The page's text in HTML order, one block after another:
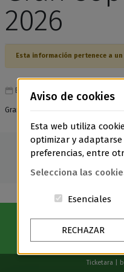
2026
Esta información pertenece a
En escena el 30 de julio
Gran Sopar Popular, dijous 30 de
Ticketara |
Aviso de cookies
Esta web utiliza
optimizar y
preferencias, entre
Selecciona las
Esenciales
RECHAZAR